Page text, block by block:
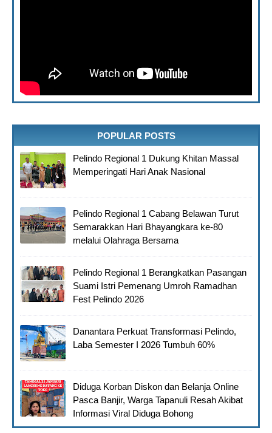
POPULAR POSTS
Pelindo Regional 1 Dukung Khitan Massal
Memperingati Hari Anak Nasional
Pelindo Regional 1 Cabang Belawan Turut
Semarakkan Hari Bhayangkara ke-80
melalui Olahraga Bersama
Pelindo Regional 1 Berangkatkan Pasangan
Suami Istri Pemenang Umroh Ramadhan
Fest Pelindo 2026
Danantara Perkuat Transformasi Pelindo,
Laba Semester I 2026 Tumbuh 60%
Diduga Korban Diskon dan Belanja Online
Pasca Banjir, Warga Tapanuli Resah Akibat
Informasi Viral Diduga Bohong